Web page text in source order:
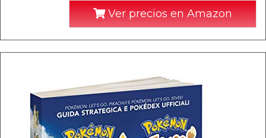
Ver precios en Amazon